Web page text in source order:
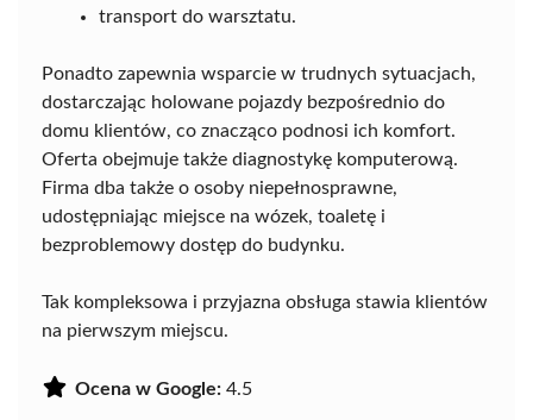
transport do warsztatu.
Ponadto zapewnia wsparcie w trudnych sytuacjach,
dostarczając holowane pojazdy bezpośrednio do
domu klientów, co znacząco podnosi ich komfort.
Oferta obejmuje także diagnostykę komputerową.
Firma dba także o osoby niepełnosprawne,
udostępniając miejsce na wózek, toaletę i
bezproblemowy dostęp do budynku.
Tak kompleksowa i przyjazna obsługa stawia klientów
na pierwszym miejscu.
Ocena w Google: 4.5